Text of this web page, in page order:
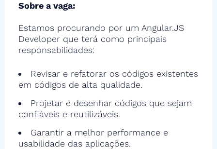
Sobre a vaga:
Estamos procurando por um Angular.JS
Developer que terá como principais
responsabilidades:
Revisar e refatorar os códigos existentes
em códigos de alta qualidade.
Projetar e desenhar códigos que sejam
confiáveis e reutilizáveis.
Garantir a melhor performance e
usabilidade das aplicações.